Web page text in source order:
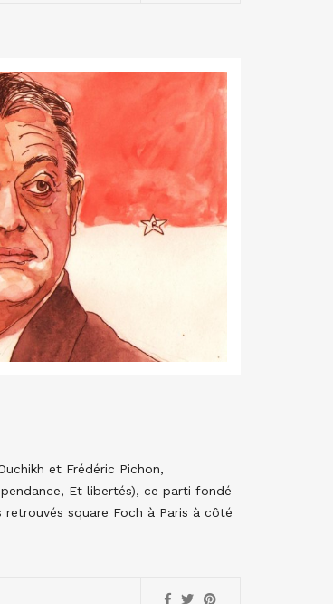
et Frédéric Pichon,
Et libertés), ce parti fondé
square Foch à Paris à côté